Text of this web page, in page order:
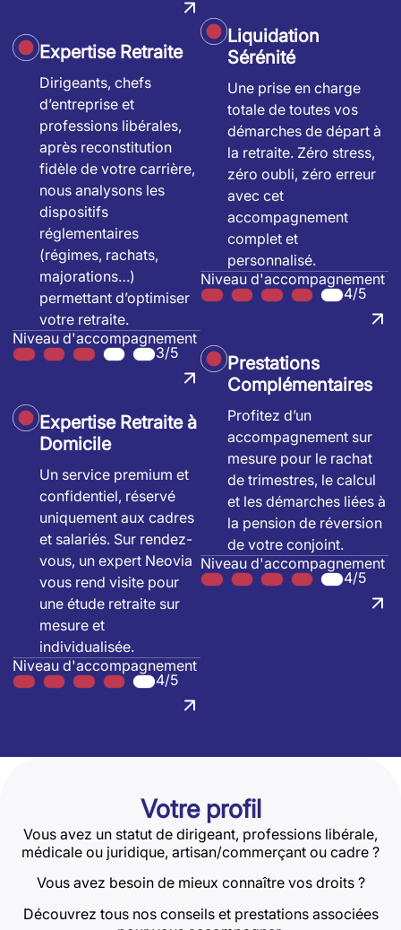
Expertise Retraite
Dirigeants, chefs
d’entreprise et
professions libérales,
après reconstitution
fidèle de votre carrière,
nous analysons les
dispositifs
réglementaires
(régimes, rachats,
majorations…)
permettant d’optimiser
votre retraite.
Niveau d'accompagnement
3/5
Expertise Retraite à
Domicile
Un service premium et
confidentiel, réservé
uniquement aux cadres
et salariés. Sur rendez-
vous, un expert Neovia
vous rend visite pour
une étude retraite sur
mesure et
individualisée.
Niveau d'accompagnement
4/5
Liquidation
Sérénité
Une prise en charge
totale de toutes vos
démarches de départ à
la retraite. Zéro stress,
zéro oubli, zéro erreur
avec cet
accompagnement
complet et
personnalisé.
Niveau d'accompagnement
4/5
Prestations
Complémentaires
Profitez d’un
accompagnement sur
mesure pour le rachat
de trimestres, le calcul
et les démarches liées à
la pension de réversion
de votre conjoint.
Niveau d'accompagnement
4/5
Votre profil
Vous avez un statut de dirigeant, professions libérale,
médicale ou juridique, artisan/commerçant ou cadre ?
Vous avez besoin de mieux connaître vos droits ?
Découvrez tous nos conseils et prestations associées